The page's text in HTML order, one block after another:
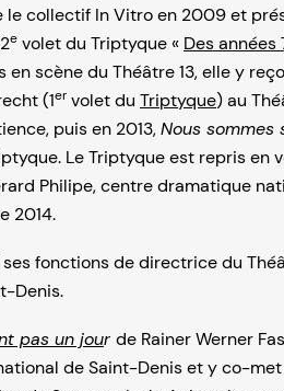
le collectif In Vitro en 2009 et
e volet du Triptyque « Des années
scène du Théâtre 13, elle y
(1er volet du Triptyque) au
puis en 2013,Nous sommes
Le Triptyque est repris en
Philipe, centre dramatique
2014.
fonctions de directrice du
Denis.
pas un jour de Rainer Werner
de Saint-Denis et y co-